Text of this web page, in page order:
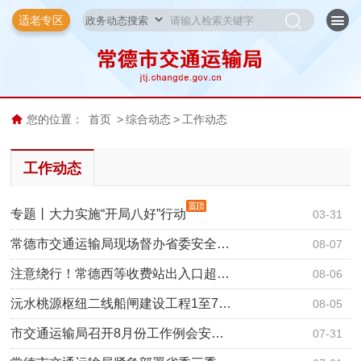
适老专区
您的位置： 首页 > 综合动态 > 工作动态
工作动态
03-31
专题丨大力实施“开局八好”行动
08-07
常德市交通运输局现场督办省委安全…
08-06
注意绕行！常德西等收费站出入口超…
08-05
沅水桃源枢纽二线船闸建设工程1至7…
07-31
市交通运输局召开8月份工作例会安…